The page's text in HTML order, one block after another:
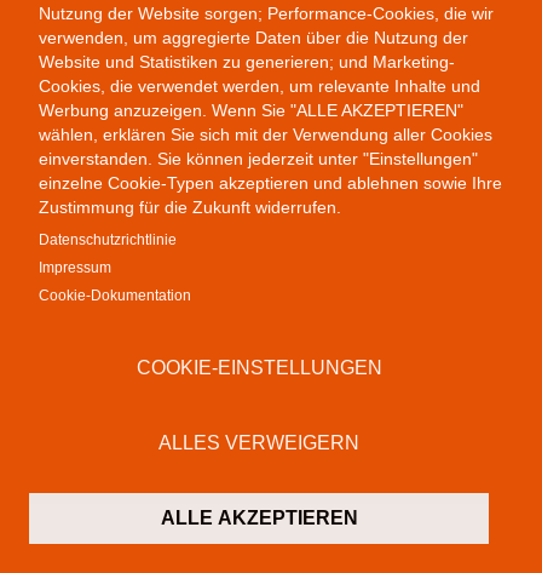
Public Provocations II
Nutzung der Website sorgen; Performance-Cookies, die wir
verwenden, um aggregierte Daten über die Nutzung der
Website und Statistiken zu generieren; und Marketing-
Cookies, die verwendet werden, um relevante Inhalte und
Werbung anzuzeigen. Wenn Sie "ALLE AKZEPTIEREN"
wählen, erklären Sie sich mit der Verwendung aller Cookies
einverstanden. Sie können jederzeit unter "Einstellungen"
einzelne Cookie-Typen akzeptieren und ablehnen sowie Ihre
Zustimmung für die Zukunft widerrufen.
Datenschutzrichtlinie
Impressum
Cookie-Dokumentation
COOKIE-EINSTELLUNGEN
ALLES VERWEIGERN
ALLE AKZEPTIEREN
Colab Gallery
info@colab-gallery.com